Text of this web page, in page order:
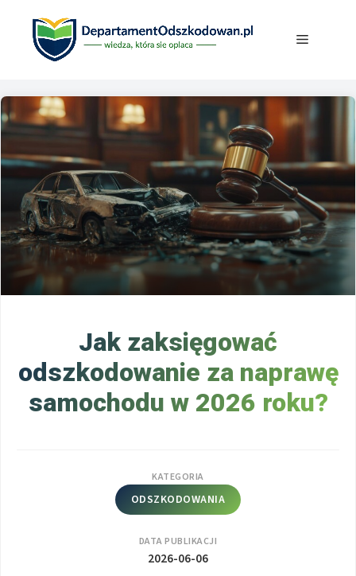
Menu
Jak zaksięgować
odszkodowanie za naprawę
samochodu w 2026 roku?
KATEGORIA
ODSZKODOWANIA
DATA PUBLIKACJI
2026-06-06